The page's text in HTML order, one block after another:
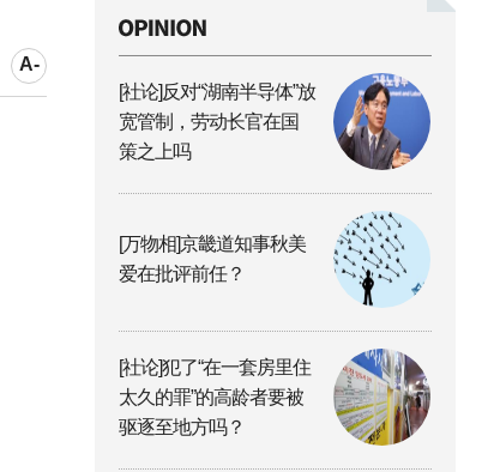
A-
[社论]反对“湖南半导体”放
宽管制，劳动长官在国
策之上吗
[万物相]京畿道知事秋美
爱在批评前任？
[社论]犯了“在一套房里住
太久的罪”的高龄者要被
驱逐至地方吗？